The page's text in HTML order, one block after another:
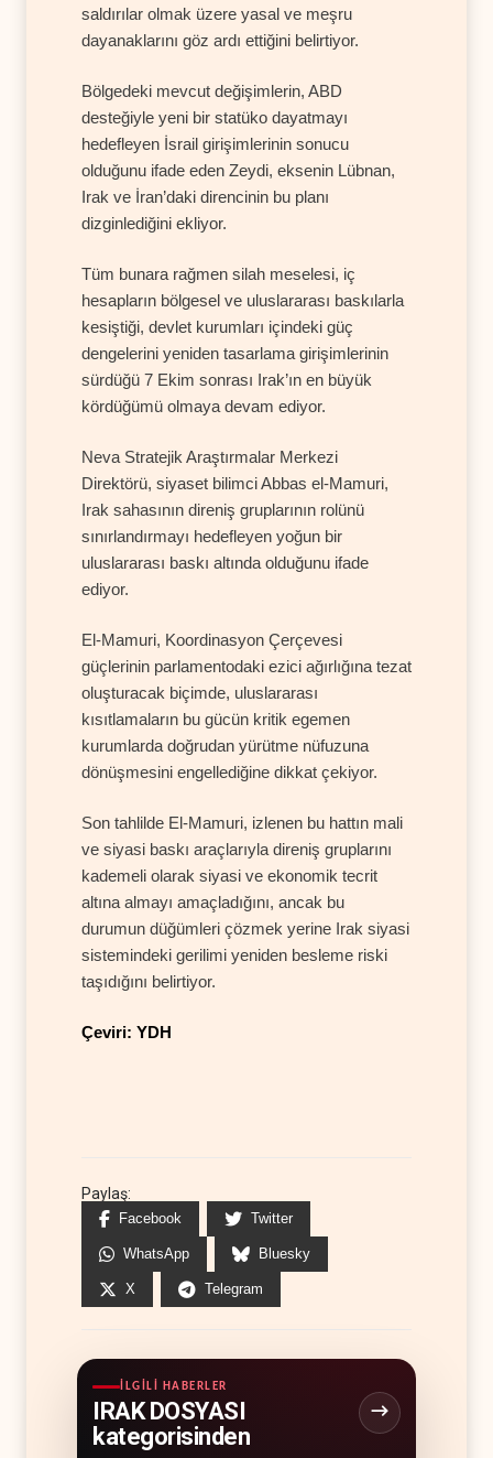
saldırılar olmak üzere yasal ve meşru
dayanaklarını göz ardı ettiğini belirtiyor.
Bölgedeki mevcut değişimlerin, ABD
desteğiyle yeni bir statüko dayatmayı
hedefleyen İsrail girişimlerinin sonucu
olduğunu ifade eden Zeydi, eksenin Lübnan,
Irak ve İran’daki direncinin bu planı
dizginlediğini ekliyor.
Tüm bunara rağmen silah meselesi, iç
hesapların bölgesel ve uluslararası baskılarla
kesiştiği, devlet kurumları içindeki güç
dengelerini yeniden tasarlama girişimlerinin
sürdüğü 7 Ekim sonrası Irak’ın en büyük
kördüğümü olmaya devam ediyor.
Neva Stratejik Araştırmalar Merkezi
Direktörü, siyaset bilimci Abbas el-Mamuri,
Irak sahasının direniş gruplarının rolünü
sınırlandırmayı hedefleyen yoğun bir
uluslararası baskı altında olduğunu ifade
ediyor.
El-Mamuri, Koordinasyon Çerçevesi
güçlerinin parlamentodaki ezici ağırlığına tezat
oluşturacak biçimde, uluslararası
kısıtlamaların bu gücün kritik egemen
kurumlarda doğrudan yürütme nüfuzuna
dönüşmesini engellediğine dikkat çekiyor.
Son tahlilde El-Mamuri, izlenen bu hattın mali
ve siyasi baskı araçlarıyla direniş gruplarını
kademeli olarak siyasi ve ekonomik tecrit
altına almayı amaçladığını, ancak bu
durumun düğümleri çözmek yerine Irak siyasi
sistemindeki gerilimi yeniden besleme riski
taşıdığını belirtiyor.
Çeviri: YDH
Paylaş:
Facebook Twitter
WhatsApp Bluesky
X Telegram
İLGILI HABERLER
IRAK DOSYASI
kategorisinden